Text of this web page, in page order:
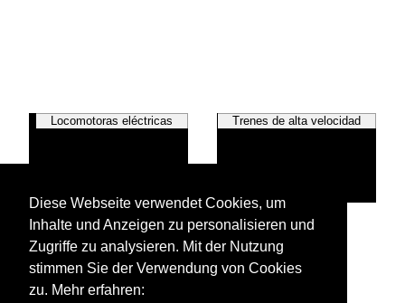
Locomotoras eléctricas Trenes de alta velocidad
Vagones
Diese Webseite verwendet Cookies, um
Inhalte und Anzeigen zu personalisieren und
Zugriffe zu analysieren. Mit der Nutzung
stimmen Sie der Verwendung von Cookies
zu. Mehr erfahren: